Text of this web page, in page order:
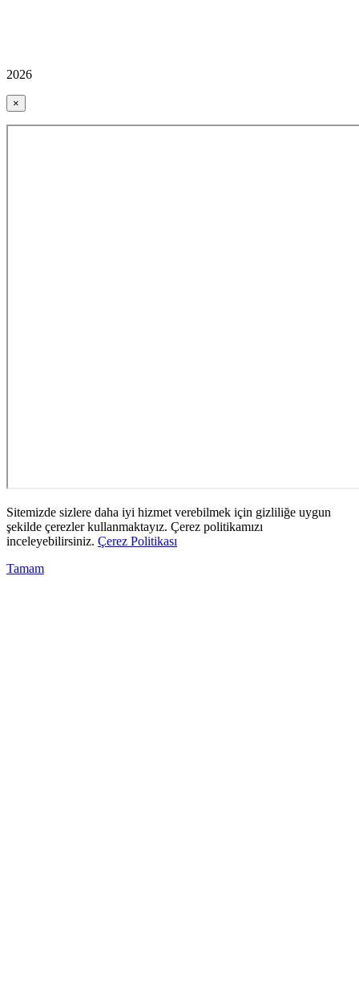
2026
×
Sitemizde sizlere daha iyi hizmet verebilmek için gizliliğe uygun
şekilde çerezler kullanmaktayız. Çerez politikamızı
inceleyebilirsiniz. Çerez Politikası
Tamam